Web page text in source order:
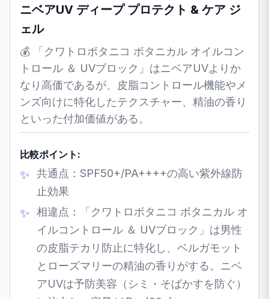
ニベアUV ディープ プロテクト & ケア ジ
ェル
💰 「クワトロボタニコ ボタニカル オイルコン
トロール ＆ UVブロック」はニベアUVよりか
なり高価であるが、皮脂コントロール機能やメ
ンズ向けに特化したテクスチャー、精油の香り
といった付加価値がある。
比較ポイント:
共通点：SPF50+/PA++++の高い紫外線防
止効果
相違点：「クワトロボタニコ ボタニカル オ
イルコントロール ＆ UVブロック」は男性
の皮脂テカリ防止に特化し、ベルガモット
とローズマリーの精油の香りがする。ニベ
アUVは予防美容（シミ・そばかすを防ぐ）